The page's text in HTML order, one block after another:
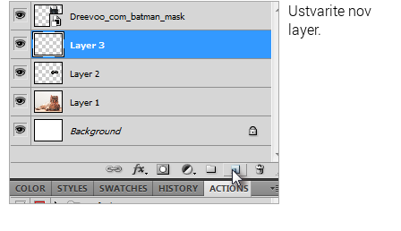
Ustvarite nov
layer.